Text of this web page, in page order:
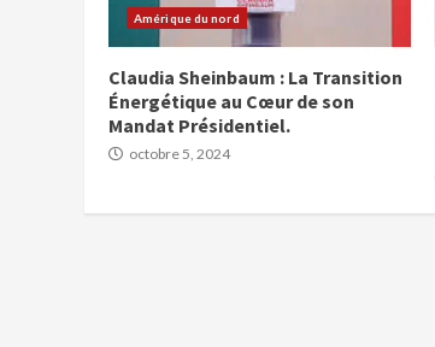
Amérique du nord
Claudia Sheinbaum : La Transition
Énergétique au Cœur de son
Mandat Présidentiel.
octobre 5, 2024